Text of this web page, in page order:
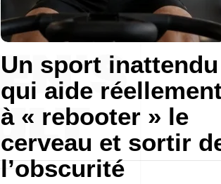
Un sport inattendu
qui aide
à « rebooter » le
cerveau et sortir
l’obscurité